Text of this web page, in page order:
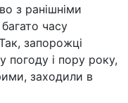
з ранішніми
часу
запорожці
погоду і пору року,
заходили в